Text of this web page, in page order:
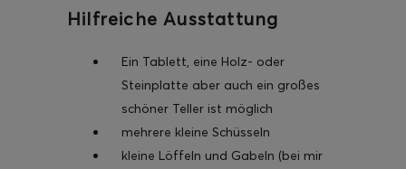
Hilfreiche Ausstattung
Ein Tablett, eine Holz- oder
Steinplatte aber auch ein großes
schöner Teller ist möglich
mehrere kleine Schüsseln
kleine Löffeln und Gabeln (bei mir